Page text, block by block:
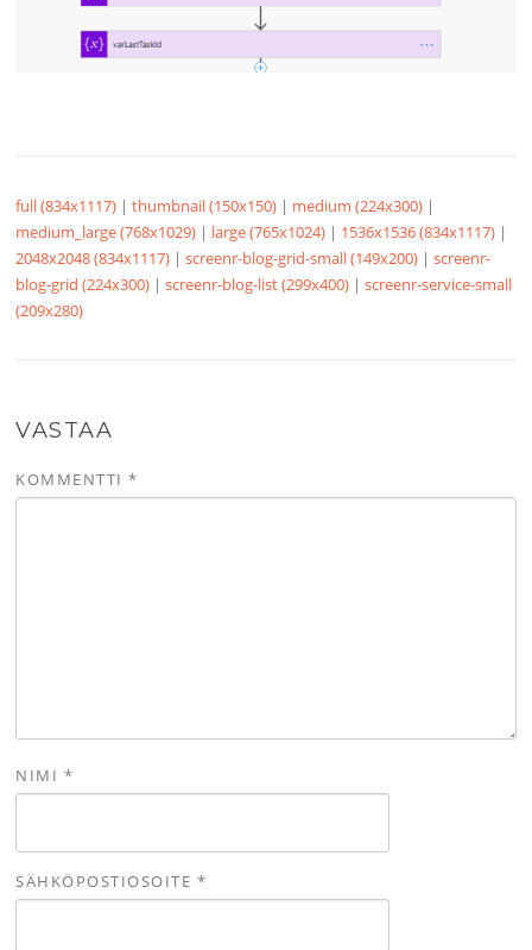
full (834x1117) |thumbnail (150x150) | medium (224x300) |
medium_large (768x1029) | large (765x1024) | 1536x1536 (834x1117) |
2048x2048 (834x1117) |screenr-blog-grid-small (149x200) |screenr-
blog-grid (224x300) |screenr-blog-list (299x400) |screenr-service-small
(209x280)
VASTAA
KOMMENTTI*
NIMI *
SÄHKÖPOSTIOSOITE *